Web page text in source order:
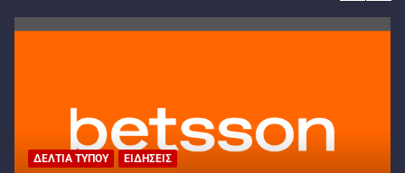
ΔΕΛΤΊΑ ΤΎΠΟΥ ΕΙΔΉΣΕΙΣ